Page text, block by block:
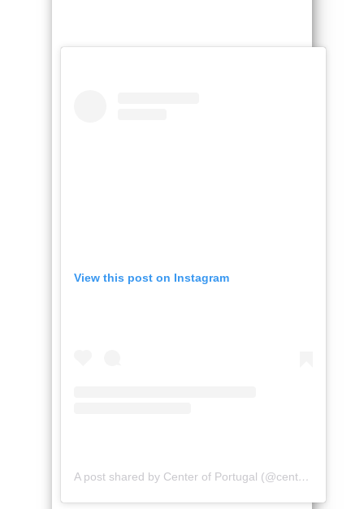
View this post on Instagram
A post shared by Center of Portugal (@centerofportugal)